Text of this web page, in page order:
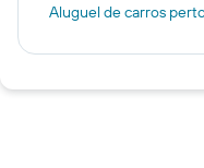
Aluguel de carros